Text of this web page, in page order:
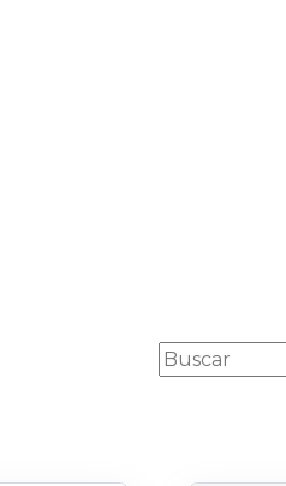
Esto es un